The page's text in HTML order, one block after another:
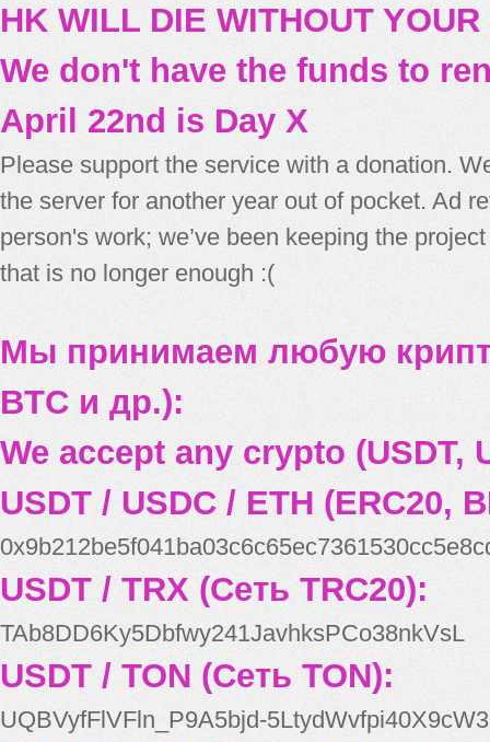
HK WILL DIE WITHOUT
We don't have the funds to
April 22nd is Day X
Please support the service with a donation.
the server for another year out of pocket. Ad
person's work; we’ve been keeping the
that is no longer enough :(
Мы принимаем любую
BTC и др.):
We accept any crypto (USDT,
USDT / USDC / ETH (ERC20,
USDT / TRX (Сеть TRC20):
TAb8DD6Ky5Dbfwy241JavhksPCo38nkVsL
USDT / TON (Сеть TON):
UQBVyfFlVFln_P9A5bjd-